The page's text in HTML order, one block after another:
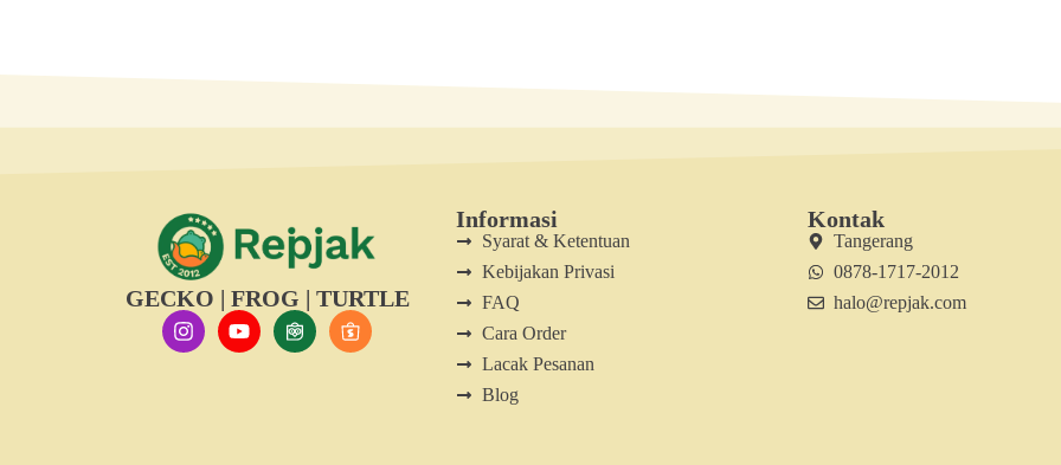
GECKO | FROG | TURTLE
Informasi
Syarat & Ketentuan
Kebijakan Privasi
FAQ
Cara Order
Lacak Pesanan
Blog
Kontak
Tangerang
0878-1717-2012
halo@repjak.com